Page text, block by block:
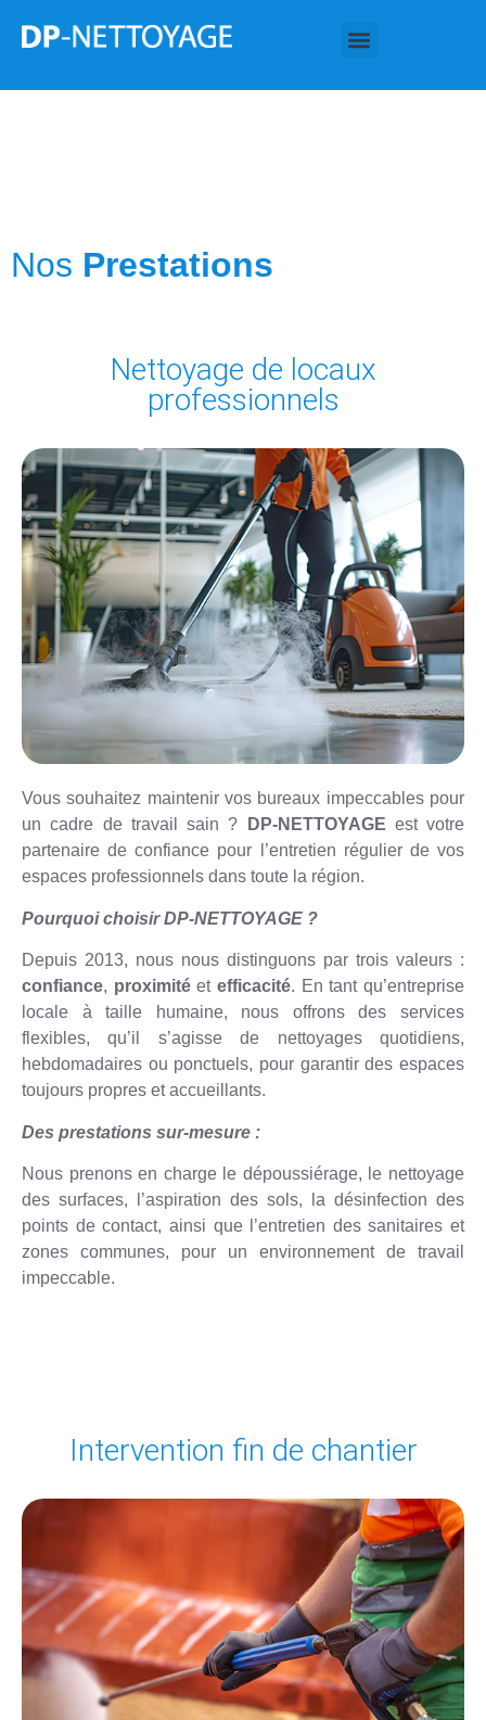
Nos Prestations
Nettoyage de locaux
professionnels​
Vous souhaitez maintenir vos bureaux impeccables pour
un cadre de travail sain ?
DP-NETTOYAGE est votre
partenaire de confiance pour l’entretien régulier de vos
espaces professionnels dans toute la région.
Pourquoi choisir DP-NETTOYAGE ?
Depuis 2013, nous nous distinguons par trois valeurs :
confiance, proximitéetefficacité. En tant qu’entreprise
locale à taille humaine, nous offrons des services
flexibles, qu’il s’agisse de nettoyages quotidiens,
hebdomadaires ou ponctuels, pour garantir des espaces
toujours propres et accueillants.
Des prestations sur-mesure :
Nous prenons en charge le dépoussiérage, le nettoyage
des surfaces, l’aspiration des sols, la désinfection des
points de contact, ainsi que l’entretien des sanitaires et
zones communes, pour un environnement de travail
impeccable.
Intervention fin de chantier​